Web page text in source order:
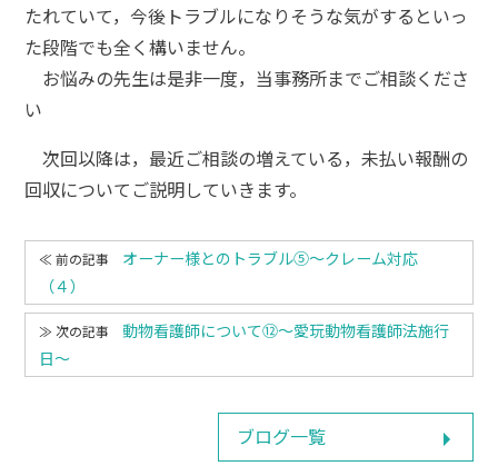
たれていて，今後トラブルになりそうな気がするといっ
た段階でも全く構いません。
お悩みの先生は是非一度，当事務所までご相談くださ
い
次回以降は，最近ご相談の増えている，未払い報酬の
回収についてご説明していきます。
オーナー様とのトラブル⑤～クレーム対応
（４）
動物看護師について⑫～愛玩動物看護師法施行
日～
ブログ一覧